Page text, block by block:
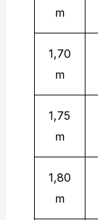
m
1,70
m
1,75
m
1,80
m